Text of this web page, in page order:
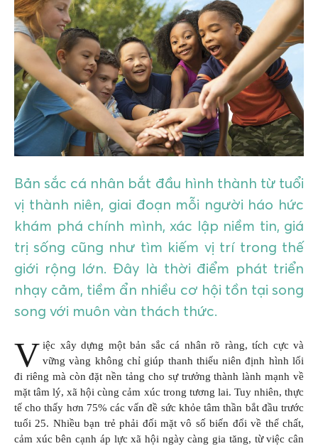
GIÁO DỤC
KỲ NGHỈ & ĐIỂM ĐẾN
QUÀ TẶNG & SỰ KIỆN
LIÊN HỆ
Bản sắc cá nhân bắt đầu hình thành từ tuổi
vị thành niên, giai đoạn mỗi người háo hức
khám phá chính mình, xác lập niềm tin, giá
trị sống cũng như tìm kiếm vị trí trong thế
giới rộng lớn. Đây là thời điểm phát triển
nhạy cảm, tiềm ẩn nhiều cơ hội tồn tại song
song với muôn vàn thách thức.
V iệc xây dựng một bản sắc cá nhân rõ ràng, tích cực và
vững vàng không chỉ giúp thanh thiếu niên định hình lối
đi riêng mà còn đặt nền tảng cho sự trưởng thành lành mạnh về
mặt tâm lý, xã hội cùng cảm xúc trong tương lai. Tuy nhiên, thực
tế cho thấy hơn 75% các vấn đề sức khỏe tâm thần bắt đầu trước
tuổi 25. Nhiều bạn trẻ phải đối mặt vô số biến đổi về thể chất,
cảm xúc bên cạnh áp lực xã hội ngày càng gia tăng, từ việc cân